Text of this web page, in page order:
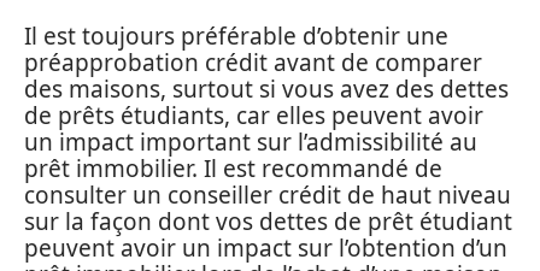
Il est toujours préférable d’obtenir une
préapprobation crédit avant de comparer
des maisons, surtout si vous avez des dettes
de prêts étudiants, car elles peuvent avoir
un impact important sur l’admissibilité au
prêt immobilier. Il est recommandé de
consulter un conseiller crédit de haut niveau
sur la façon dont vos dettes de prêt étudiant
peuvent avoir un impact sur l’obtention d’un